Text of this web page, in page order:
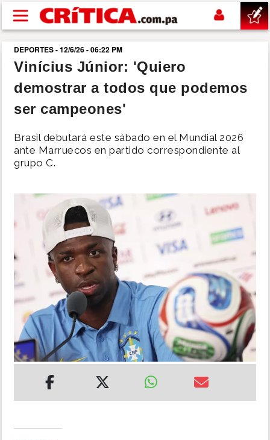
Pasar al contenido principal
buscar
SUCESOS
POLÍTICA
DEPORTES
MUNDO
INSÓLITAS
MULTIMEDIA
IMPRESO
DEPORTES - 12/6/26 - 06:22 PM
Vinícius Júnior: 'Quiero
demostrar a todos que podemos
ser campeones'
Brasil debutará este sábado en el Mundial 2026
ante Marruecos en partido correspondiente al
grupo C.